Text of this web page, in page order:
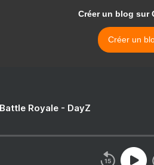
Créer un blog sur
Créer un
Royale - DayZ